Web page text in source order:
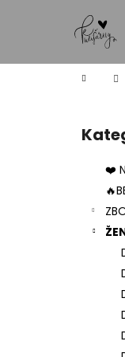
Domů
❤️
í
Zpět
do
Zpět
do